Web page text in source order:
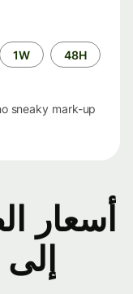
الفترة
الزمنية
48H
1W
sneaky mark-up
إلى UAH اليوم